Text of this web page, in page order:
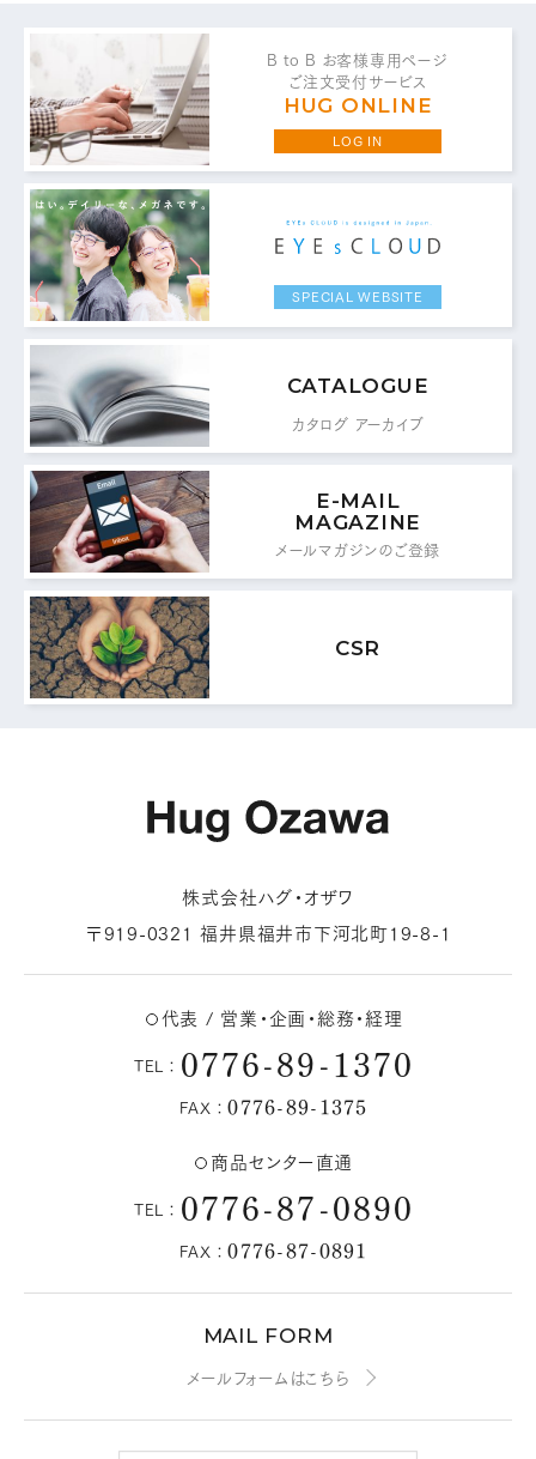
お問い合わせ・ご意見は
こちらからお願いいたします。
代表 / 営業・企画・総務・経理
TEL：0776-89-1370
FAX：
商品センター直通
TEL：0776-87-0890
FAX： 0776-87-0891
MAIL FORM
メールフォームはこちら
B to B お客様専用ページ
ご注文受付サービス
HUG ONLINE
LOG IN
SPECIAL WEBSITE
CATALOGUE
カタログ アーカイブ
E-MAIL
MAGAZINE
メールマガジンのご登録
CSR
株式会社ハグ・オザワ
〒919-0321 福井県福井市下河北町19-8-1
代表 / 営業・企画・総務・経理
TEL： 0776-89-1370
FAX：0776-89-1375
商品センター直通
TEL： 0776-87-0890
FAX：0776-87-0891
MAIL FORM
メールフォームはこちら